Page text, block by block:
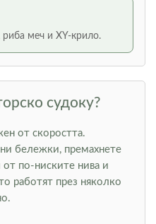
меч и XY-крило.
судоку?
от скоростта.
бележки, премахнете
по-ниските нива и
работят през няколко